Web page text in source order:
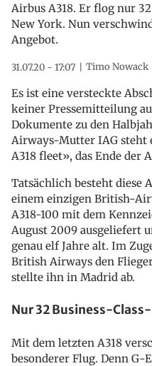
Airbus A318. Er flog nur
New York. Nun
Angebot.
31.07.20 - 17:07 Timo Nowack
Es ist eine versteckte
keiner Pressemitteilung
Dokumente zu den
Airways-Mutter IAG steht
A318 fleet», das Ende der
Tatsächlich besteht diese
einem einzigen British-
A318-100 mit dem
August 2009 ausgeliefert
genau elf Jahre alt. Im
British Airways den
stellte ihn in Madrid ab.
Nur 32 Business-
Mit dem letzten A318
besonderer Flug. Denn G-